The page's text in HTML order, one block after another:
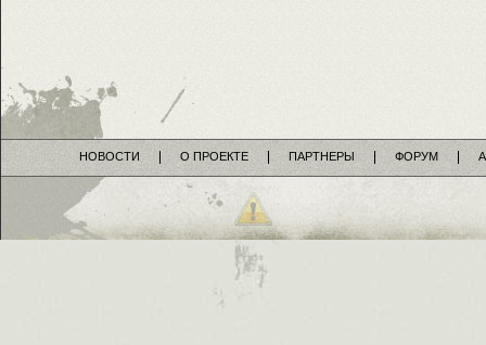
НОВОСТИ О ПРОЕКТЕ ПАРТНЕРЫ ФОРУМ